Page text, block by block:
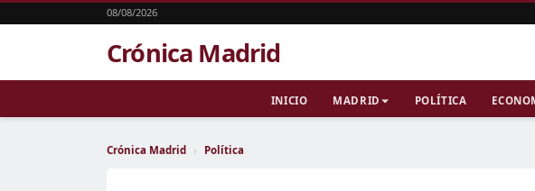
08/08/2026
Crónica Madrid
INICIO MADRID POLÍTICA
Crónica Madrid › Política